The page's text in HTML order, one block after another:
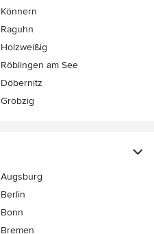
Könnern
Raguhn
Holzweißig
Röblingen am See
Döbernitz
Gröbzig
Augsburg
Berlin
Bonn
Bremen